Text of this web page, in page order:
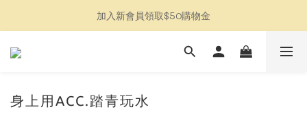
加入新會員領取$50購物金
加入新會員領取$50購物金
全館消費滿$2500免運
加入新會員領取$50購物金
身上用ACC.踏青玩水